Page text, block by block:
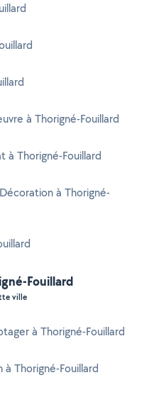
à Thorigné-Fouillard
Thorigné-Fouillard
à Thorigné-
Fouillard
ville
à Thorigné-Fouillard
Thorigné-Fouillard